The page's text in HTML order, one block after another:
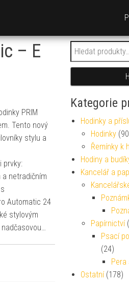
– E
PRIM
Tento nový
stylu a
prvky:
a netradičním
Automatic 24
stylovým
Hledat:
Kategorie
Hodinky a
Hodinky
Řemínky k
Hodiny a
Kancelář a
Papírnictví
Psací
(24)
Pera
Ostatní (178)